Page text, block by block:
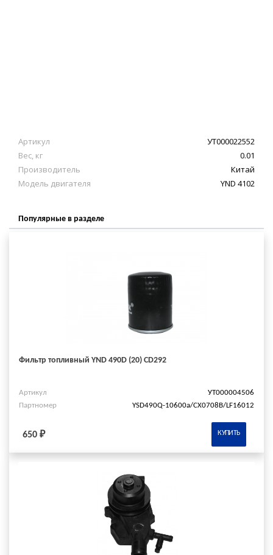
Артикул
УТ000022552
Вес, кг
0.01
Производитель
Китай
Модель двигателя
YND 4102
Популярные в разделе
Фильтр топливный YND 490D (20) CD292
Артикул
УТ000004506
Партномер
YSD490Q-10600a/СХ0708В/LF16012
650 ₽ КУПИТЬ